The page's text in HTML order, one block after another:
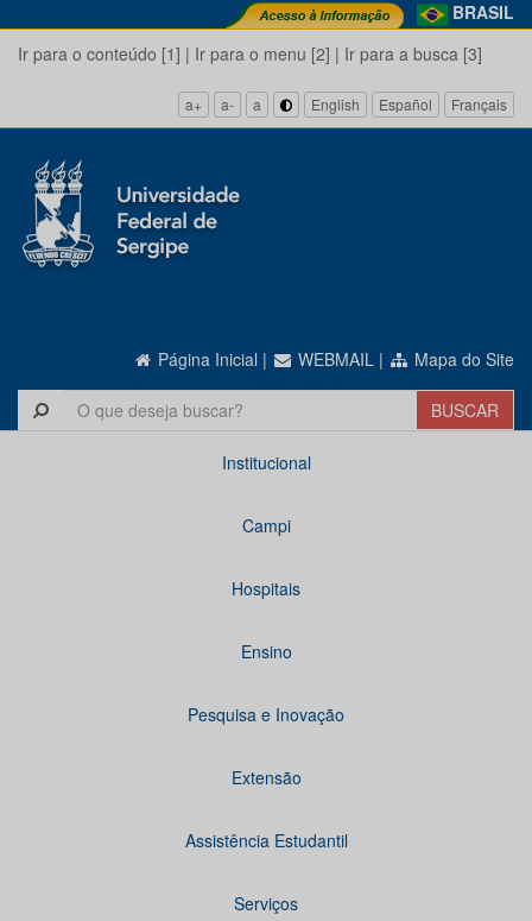
BRASIL
Ir para o conteúdo [1] | Ir para o menu [2] | Ir para a busca [3]
a+ a- a English Español Français
Página Inicial | WEBMAIL | Mapa do Site
Institucional
Campi
Hospitais
Ensino
Pesquisa e Inovação
Extensão
Assistência Estudantil
Serviços